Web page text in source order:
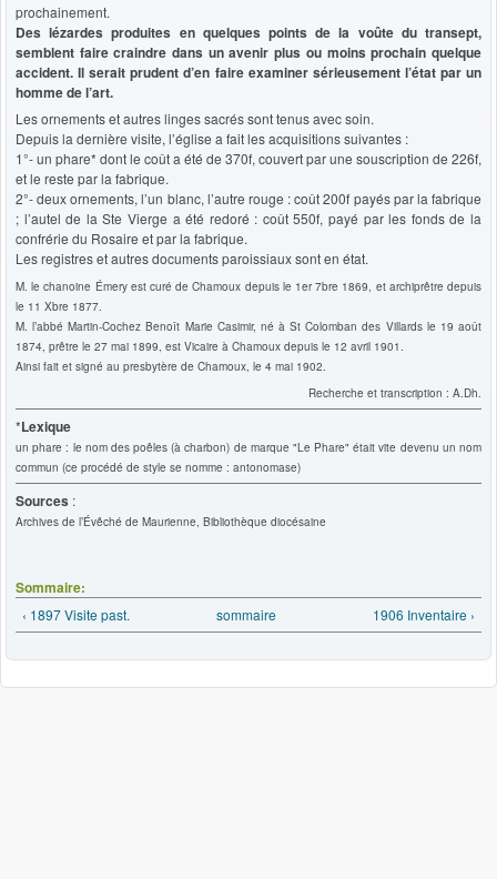
prochainement.
Des lézardes produites en quelques points de la voûte du transept,
semblent faire craindre dans un avenir plus ou moins prochain quelque
accident. Il serait prudent d’en faire examiner sérieusement l’état par un
homme de l’art.
Les ornements et autres linges sacrés sont tenus avec soin.
Depuis la dernière visite, l’église a fait les acquisitions suivantes :
1°- un phare* dont le coût a été de 370f, couvert par une souscription de 226f,
et le reste par la fabrique.
2°- deux ornements, l’un blanc, l’autre rouge : coût 200f payés par la fabrique
; l’autel de la Ste Vierge a été redoré : coût 550f, payé par les fonds de la
confrérie du Rosaire et par la fabrique.
Les registres et autres documents paroissiaux sont en état.
M. le chanoine Émery est curé de Chamoux depuis le 1er 7bre 1869, et archiprêtre depuis
le 11 Xbre 1877.
M. l’abbé Martin-Cochez Benoît Marie Casimir, né à St Colomban des Villards le 19 août
1874, prêtre le 27 mai 1899, est Vicaire à Chamoux depuis le 12 avril 1901.
Ainsi fait et signé au presbytère de Chamoux, le 4 mai 1902.
Recherche et transcription : A.Dh.
*Lexique
un phare : le nom des poêles (à charbon) de marque "Le Phare" était vite devenu un nom
commun (ce procédé de style se nomme : antonomase)
Sources :
Archives de l’Évêché de Maurienne, Bibliothèque diocésaine
Sommaire:
‹ 1897 Visite past. sommaire 1906 Inventaire ›